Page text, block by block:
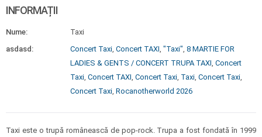
INFORMAȚII
Nume:
Taxi
asdasd:
Concert Taxi, Concert TAXI, "Taxi", 8 MARTIE FOR
LADIES & GENTS / CONCERT TRUPA TAXI, Concert
Taxi, Concert TAXI, Concert Taxi, Taxi, Concert Taxi,
Concert Taxi, Rocanotherworld 2026
Taxi este o trupă românească de pop-rock. Trupa a fost fondată în 1999